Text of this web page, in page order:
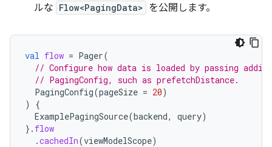
ルな Flow<PagingData> を公開します。
val flow = Pager(
// Configure how data is loaded by passing
// PagingConfig, such as prefetchDistance.
PagingConfig(pageSize = 20)
)
{
ExamplePagingSource(backend, query)
}. flow
.cachedIn(viewModelScope)